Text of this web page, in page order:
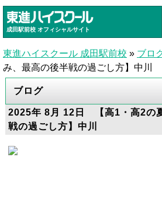
成田駅前校 オフィシャルサイト
東進ハイスクール 成田駅前校 » ブロ
み、最高の後半戦の過ごし方】中川
ブログ
2025年 8月 12日 【高1・高2の
戦の過ごし方】中川